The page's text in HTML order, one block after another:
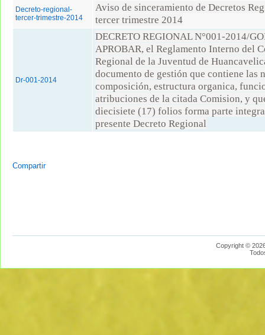
Decreto-regional-
tercer-trimestre-2014
Aviso de sinceramiento de Decretos
tercer trimestre 2014
Dr-001-2014
DECRETO REGIONAL N°001-2014/
APROBAR, el Reglamento Interno del
Regional de la Juventud de
documento de gestión que contiene las
composición, estructura organica,
atribuciones de la citada Comision, y
diecisiete (17) folios forma parte
presente Decreto Regional
Compartir
Copyright ©